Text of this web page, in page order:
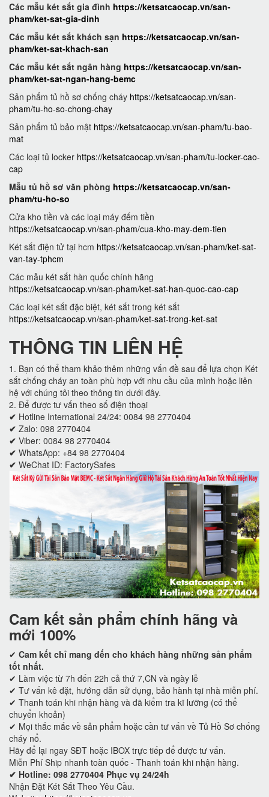
Các mẫu két sắt gia đình https://ketsatcaocap.vn/san-
pham/ket-sat-gia-dinh
Các mẫu két sắt khách sạn https://ketsatcaocap.vn/san-
pham/ket-sat-khach-san
Các mẫu két sắt ngân hàng https://ketsatcaocap.vn/san-
pham/ket-sat-ngan-hang-bemc
Sản phẩm tủ hồ sơ chống cháy https://ketsatcaocap.vn/san-
pham/tu-ho-so-chong-chay
Sản phẩm tủ bảo mật https://ketsatcaocap.vn/san-pham/tu-bao-
mat
Các loại tủ locker https://ketsatcaocap.vn/san-pham/tu-locker-cao-
cap
Mẫu tủ hồ sơ văn phòng https://ketsatcaocap.vn/san-
pham/tu-ho-so
Cửa kho tiền và các loại máy đếm tiền
https://ketsatcaocap.vn/san-pham/cua-kho-may-dem-tien
Két sắt điện tử tại hcm https://ketsatcaocap.vn/san-pham/ket-sat-
van-tay-tphcm
Các mẫu két sắt hàn quốc chính hãng
https://ketsatcaocap.vn/san-pham/ket-sat-han-quoc-cao-cap
Các loại két sắt đặc biệt, két sắt trong két sắt
https://ketsatcaocap.vn/san-pham/ket-sat-trong-ket-sat
THÔNG TIN LIÊN HỆ
1. Bạn có thể tham khảo thêm những vấn đề sau để lựa chọn Két
sắt chống cháy an toàn phù hợp với nhu cầu của mình hoặc liên
hệ với chúng tôi theo thông tin dưới đây.
2. Để được tư vấn theo số điện thoại
✔ Hotline International 24/24: 0084 98 2770404
✔ Zalo: 098 2770404
✔ Viber: 0084 98 2770404
✔ WhatsApp: +84 98 2770404
✔ WeChat ID: FactorySafes
Cam kết sản phẩm chính hãng và
mới 100%
✔ Cam kết chỉ mang đến cho khách hàng những sản phẩm
tốt nhất.
✔ Làm việc từ 7h đến 22h cả thứ 7,CN và ngày lễ
✔ Tư vấn kê đặt, hướng dẫn sử dụng, bảo hành tại nhà miễn phí.
✔ Thanh toán khi nhận hàng và đã kiểm tra kĩ lưỡng (có thể
chuyển khoản)
✔ Mọi thắc mắc về sản phẩm hoặc cần tư vấn về Tủ Hồ Sơ chống
cháy nổ.
Hãy để lại ngay SĐT hoặc IBOX trực tiếp để được tư vấn.
Miễn Phí Ship nhanh toàn quốc - Thanh toán khi nhận hàng.
✔ Hotline: 098 2770404 Phục vụ 24/24h
Nhận Đặt Két Sắt Theo Yêu Cầu.